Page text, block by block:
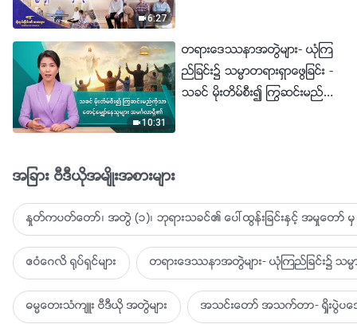
6:27
10:31
တရားေဒႆနာအတြဲမ်ား- ယုံၾက
ည္ျခင္း၌ သမၼာတရားရွာေဖြျခင္း -
သခင္ မိုးတိမ္စီး၍ ႂကြဆင္းမည္ကို
အျခား ဗီဒီယိုအမ်ိဳးအစားမ်ား
ႏႈတ္ကပတ္ေတာ္၊ အတြဲ (၁)၊ ဘုရားသခင္၏ ေပၚထြန္းျခင္းႏွင့္ အမႈေတာ္ မွ
ဧဝံေဂလိ ႐ုပ္ရွင္မ်ား တရားေဒႆနာအတြဲမ်ား- ယုံၾကည္ျခင္း၌ သမၼာတ
ဓမၼေတးသံက်ဴး ဗီဒီယို အတြဲမ်ား အသင္းေတာ္ အသက္တာ- ရႈိးပြဲ